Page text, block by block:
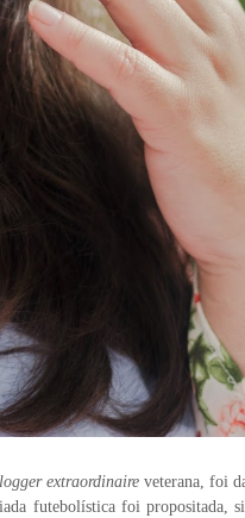
extraordinaire veterana, foi
futebolística foi propositada,